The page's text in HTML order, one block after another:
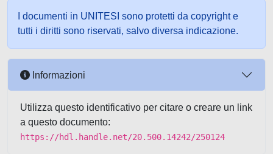
I documenti in UNITESI sono protetti da copyright e
tutti i diritti sono riservati, salvo diversa indicazione.
Informazioni
Utilizza questo identificativo per citare o creare un link
a questo documento:
https://hdl.handle.net/20.500.14242/250124